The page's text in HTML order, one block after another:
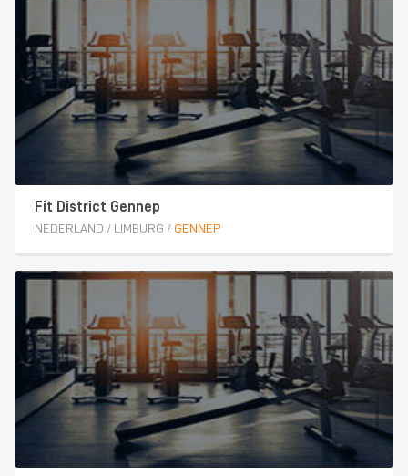
Fit District Gennep
NEDERLAND / LIMBURG / GENNEP